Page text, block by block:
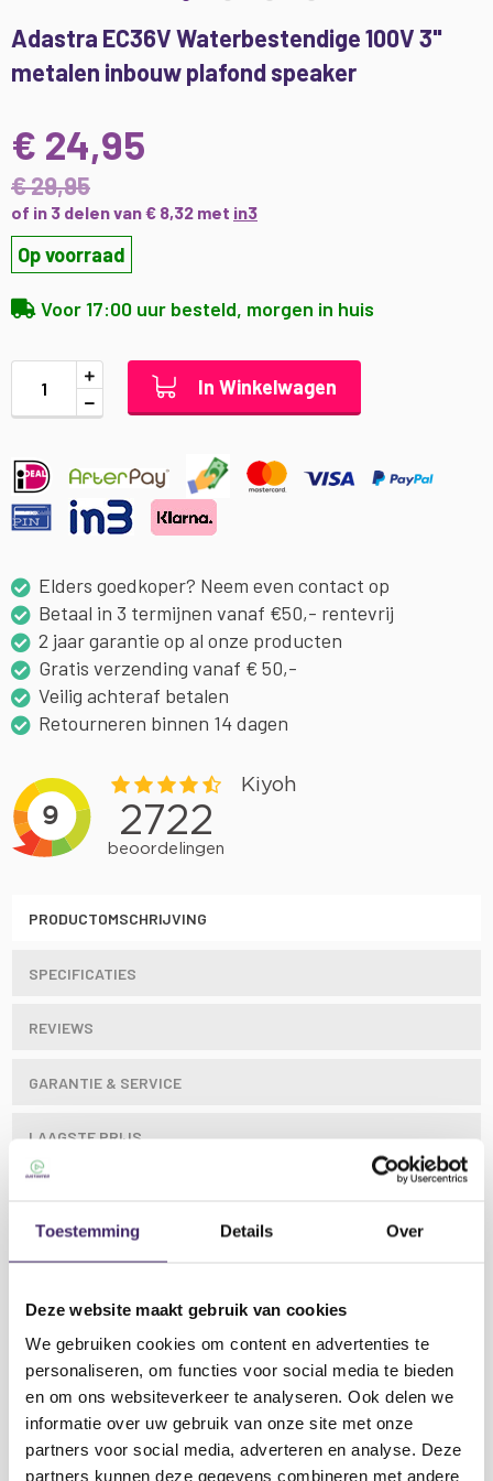
Toestemming Details Over
Deze website maakt gebruik van cookies
We gebruiken cookies om content en advertenties te
personaliseren, om functies voor social media te bieden
en om ons websiteverkeer te analyseren. Ook delen we
informatie over uw gebruik van onze site met onze
partners voor social media, adverteren en analyse. Deze
partners kunnen deze gegevens combineren met andere
Adastra EC36V Waterbestendige 100V 3"
metalen inbouw plafond speaker
€ 24,95
€ 29,95
of in 3 delen van € 8,32 met in3
Op voorraad
Voor 17:00 uur besteld, morgen in huis
In Winkelwagen
Elders goedkoper? Neem even contact op
Betaal in 3 termijnen vanaf €50,- rentevrij
2 jaar garantie op al onze producten
Gratis verzending vanaf € 50,-
Veilig achteraf betalen
Retourneren binnen 14 dagen
naar
het
de
afbeeldingen-
gallerij
PRODUCTOMSCHRIJVING
SPECIFICATIES
REVIEWS
GARANTIE & SERVICE
LAAGSTE PRIJS
Miniatuur plafondluidspreker met metalen frame en
aftakkingen voor 3W of 6W output en een 3" papieren
conus die is behandeld met een waterbestendige
coating voor installatie in natte ruimtes, zoals
wasruimtes of voedselbereidingsruimtes.
KenmerkenAdastra EC36V Waterbestendige
100V metalen inbouw plafond speaker 3":
Gemakkelijk quick-fit
Lees meer